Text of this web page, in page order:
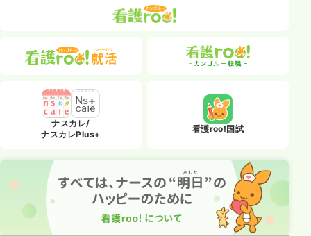
ナスカレ/
ナスカレPlus+
看護roo!国試